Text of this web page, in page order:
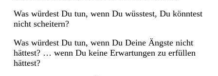
Was würdest Du tun, wenn Du wüsstest, Du könntest
nicht scheitern?
Was würdest Du tun, wenn Du Deine Ängste nicht
hättest? … wenn Du keine Erwartungen zu erfüllen
hättest?